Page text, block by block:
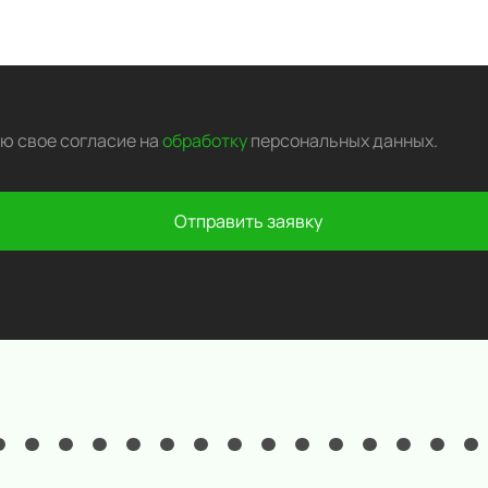
свое согласие наобработку персональных данных.
Отправить заявку